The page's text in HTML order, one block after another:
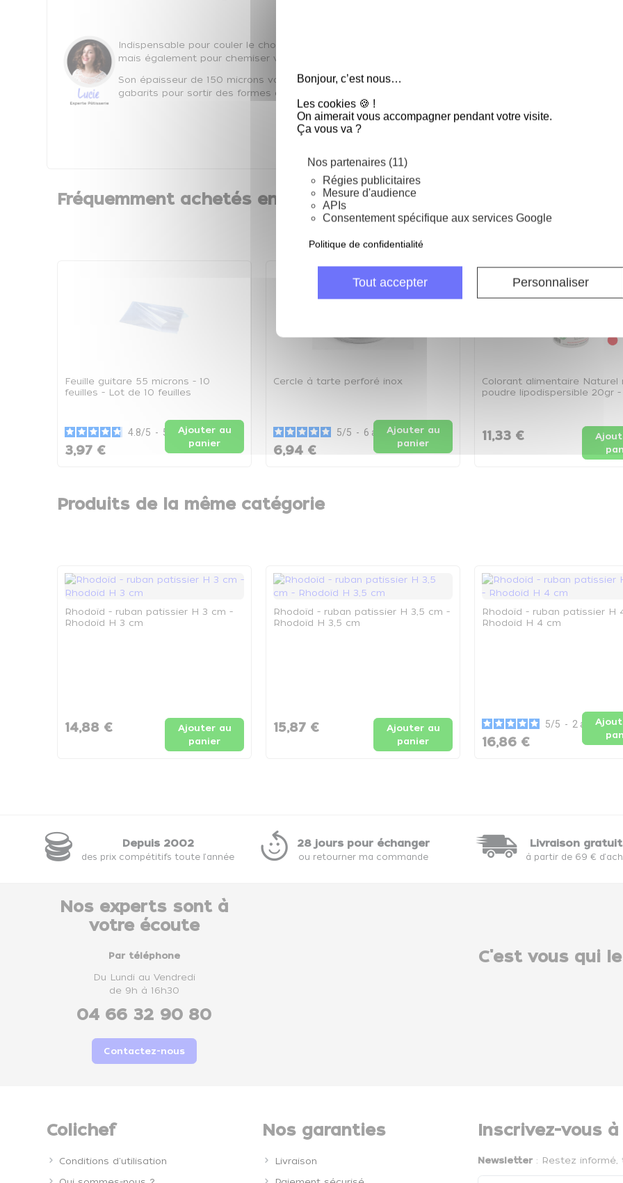
Bonjour, c’est nous…
Les cookies 🍪 !
On aimerait vous accompagner pendant votre visite.
Ça vous va ?
Nos partenaires (11)
Régies publicitaires
Mesure d'audience
APIs
Consentement spécifique aux services Google
Tout accepter Personnaliser
Politique de confidentialité
Indispensable pour couler le chocolat et obtenir une brillance extraordinaire
mais également pour chemiser vos cercles, cadres, moules à pâtisserie....
Son épaisseur de 150 microns vous permettra également de créé des
gabarits pour sortir des formes ordinaires des rhodoids!
Fréquemment achetés ensemble
Feuille guitare 55 microns - 10
feuilles - Lot de 10 feuilles
4.8/5 - 5 avis
3,97 €
Ajouter au
panier
Cercle à tarte perforé inox
5/5 - 6 avis
6,94 €
Ajouter au
panier
Colorant alimentaire Naturel
poudre lipodispersible 20gr
11,33 €
Produits de la même catégorie
Rhodoïd - ruban patissier H 3 cm -
Rhodoïd H 3 cm
14,88 €
Ajouter au
panier
Rhodoïd - ruban patissier H 3,5 cm -
Rhodoïd H 3,5 cm
15,87 €
Ajouter au
panier
Rhodoïd - ruban patissier H
Rhodoïd H 4 cm
5/5 - 2 avis
16,86 €
Depuis 2002
des prix compétitifs toute l'année
28 jours pour échanger
ou retourner ma commande
Livraison
à partir de 69 €
Nos experts sont à
votre écoute
Par téléphone
Du Lundi au Vendredi
de 9h à 16h30
04 66 32 90 80
Contactez-nous
C'est vous qui
Colichef
Conditions d'utilisation
Nos garanties
Livraison
Inscrivez-vous
Newsletter : Restez informé,